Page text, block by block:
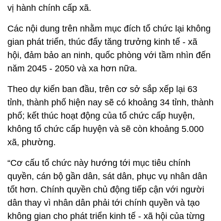
vị hành chính cấp xã.
Các nội dung trên nhằm mục đích tổ chức lại không
gian phát triển, thúc đẩy tăng trưởng kinh tế - xã
hội, đảm bảo an ninh, quốc phòng với tầm nhìn đến
năm 2045 - 2050 và xa hơn nữa.
Theo dự kiến ban đầu, trên cơ sở sắp xếp lại 63
tỉnh, thành phố hiện nay sẽ có khoảng 34 tỉnh, thành
phố; kết thúc hoạt động của tổ chức cấp huyện,
không tổ chức cấp huyện và sẽ còn khoảng 5.000
xã, phường.
“Cơ cấu tổ chức này hướng tới mục tiêu chính
quyền, cán bộ gần dân, sát dân, phục vụ nhân dân
tốt hơn. Chính quyền chủ động tiếp cận với người
dân thay vì nhân dân phải tới chính quyền và tạo
không gian cho phát triển kinh tế - xã hội của từng